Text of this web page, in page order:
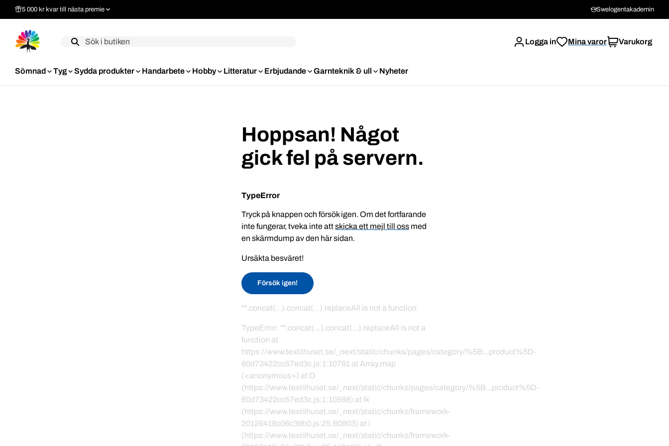
5 000 kr kvar till nästa premie Swelogentakademin
Label Logga in Mina varor Varukorg
Sömnad Tyg Sydda produkter Handarbete Hobby Litteratur Erbjudande Garnteknik & ull Nyheter
Hoppsan! Något
gick fel på servern.
TypeError
Tryck på knappen och försök igen. Om det fortfarande
inte fungerar, tveka inte attskicka ett mejl till oss med
en skärmdump av den här sidan.
Ursäkta besväret!
Försök igen!
"".concat(...).concat(...).replaceAll is not a function
TypeError: "".concat(...).concat(...).replaceAll is not a
function at
https://www.textilhuset.se/_next/static/chunks/pages/category/%5B...product%5D-
60d73422cc57ed3c.js:1:10791 at Array.map
(<anonymous>) at O
(https://www.textilhuset.se/_next/static/chunks/pages/category/%5B...product%5D-
60d73422cc57ed3c.js:1:10598) at lk
(https://www.textilhuset.se/_next/static/chunks/framework-
20126418c06c39b0.js:25:60903) at i
(https://www.textilhuset.se/_next/static/chunks/framework-